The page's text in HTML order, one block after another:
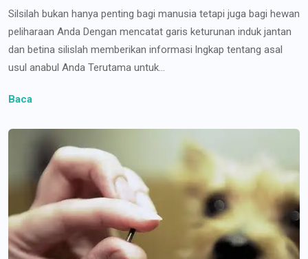
Silsilah bukan hanya penting bagi manusia tetapi juga bagi hewan
peliharaan Anda Dengan mencatat garis keturunan induk jantan
dan betina silislah memberikan informasi lngkap tentang asal
usul anabul Anda Terutama untuk...
Baca